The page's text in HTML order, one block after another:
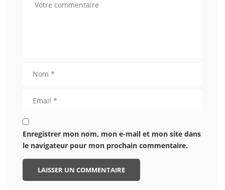
Enregistrer mon nom, mon e-mail et mon site dans
le navigateur pour mon prochain commentaire.